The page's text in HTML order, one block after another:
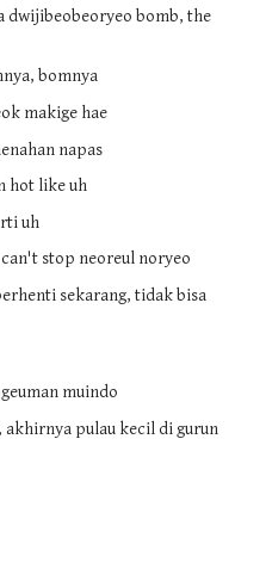
dwijibeobeoryeo bomb, the
bomnya
makige hae
napas
hot like uh
uh
stop neoreul noryeo
sekarang, tidak bisa
muindo
pulau kecil di gurun